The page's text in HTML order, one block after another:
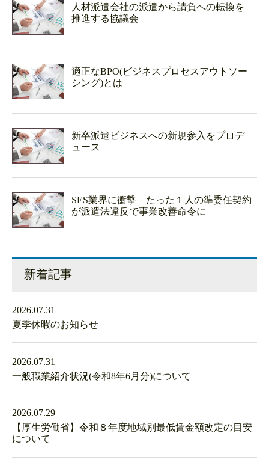
人材派遣会社の派遣から請負への転換を
推進する協議会
適正なBPO(ビジネスプロセスアウトソー
シング)とは
新卒派遣ビジネスへの新規参入をプロデ
ュース
SES業界に衝撃 たった１人の準委任契約
が派遣法違反で事業改善命令に
新着記事
2026.07.31
夏季休暇のお知らせ
2026.07.31
一般職業紹介状況(令和8年6月分)について
2026.07.29
【厚生労働省】令和８年度地域別最低賃金額改定の目安
について